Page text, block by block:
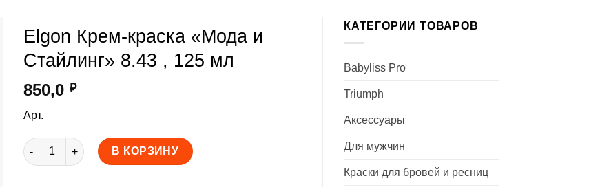
Elgon Крем-краска «Мода и
Стайлинг» 8.43 , 125 мл
850,0 ₽
Арт.
Количество товара Elgon Крем-краска "Мода и Стайлинг" 8.43 , 125 мл
В КОРЗИНУ
КАТЕГОРИИ ТОВАРОВ
Babyliss Pro
Triumph
Аксессуары
Для мужчин
Краски для бровей и ресниц